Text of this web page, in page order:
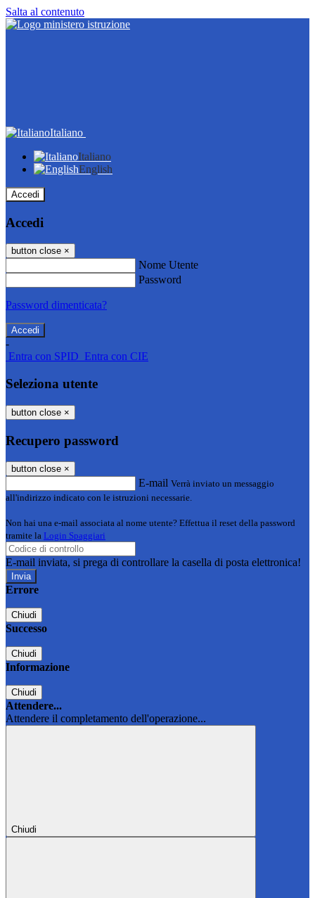
Salta al contenuto
Italiano
Italiano
English
Accedi
Accedi
button close ×
Nome Utente
Password
Password dimenticata?
-
Entra con SPID Entra con CIE
Seleziona utente
button close ×
Recupero password
button close ×
E-mail Verrà inviato un messaggio
all'indirizzo indicato con le istruzioni necessarie.
Non hai una e-mail associata al nome utente? Effettua il reset della password
tramite la Login Spaggiari
E-mail inviata, si prega di controllare la casella di posta elettronica!
Errore
Chiudi
Successo
Chiudi
Informazione
Chiudi
Attendere...
Attendere il completamento dell'operazione...
Chiudi